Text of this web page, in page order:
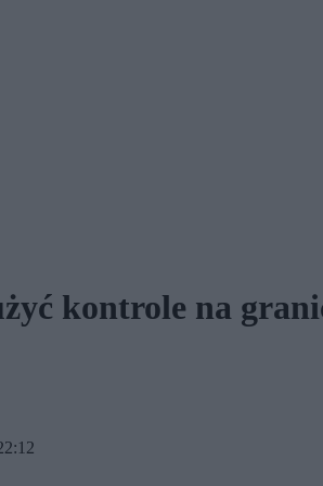
kontrole na